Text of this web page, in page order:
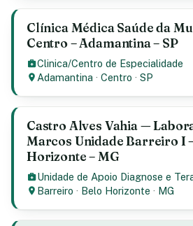
Clínica Médica Saúde da
Centro – Adamantina – SP
Clinica/Centro de Especialidade
Adamantina ·Centro ·SP
Castro Alves Vahia —
Marcos Unidade Barreiro I
Horizonte – MG
Unidade de Apoio Diagnose e
Barreiro · Belo Horizonte · MG